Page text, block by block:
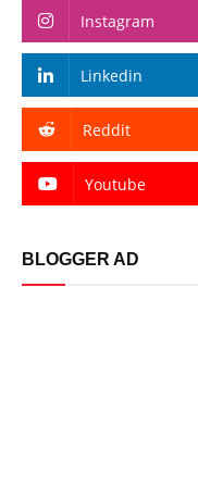
Instagram
Linkedin
Reddit
Youtube
BLOGGER AD